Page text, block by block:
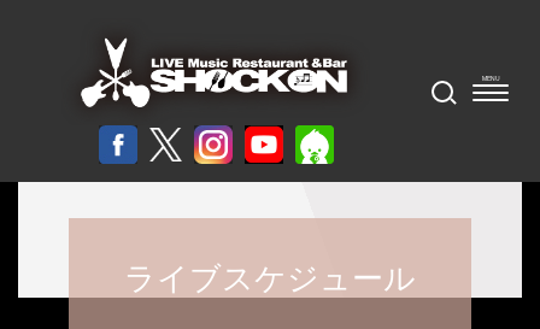
ライブスケジュール